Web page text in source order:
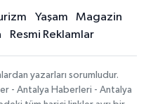
Yaşam
Magazin
Resmi Reklamlar
yazarları sorumludur.
- Antalya Haberleri - Antalya